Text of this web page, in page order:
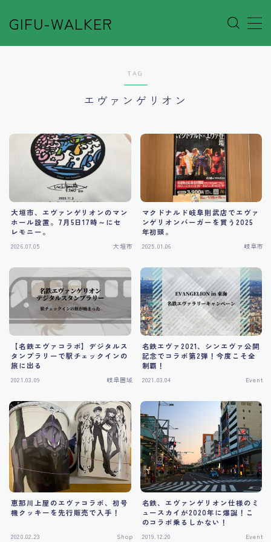
GIFU-WALKER
MENU
Event
Go out
Others
Tourism
TAG
エヴァンゲリオン
大垣市、エヴァンゲリオンのマン
ホール設置。7月5日17時～にセ
レモニー。
2026.07.05 大垣市
マクドナルド岐阜則武店でエヴァ
ンゲリオンバーガーを買う2025
年初頭。
2025.01.06 岐阜市
【名鉄エヴァコラボ】デジタルス
タンプラリーで駅チェックインの
旅に出る
2021.03.09 岐阜圏域
名鉄エヴァ2021、シンエヴァ公開
記念でコラボ第2弾！今度こそ全
制覇！
2021.03.04 Event
恵那川上屋のエヴァコラボ、初号
機クッキーを先行販売で入手！
2020.02.23 Shop
名鉄、エヴァンゲリオン仕様のミ
ュースカイが2020年に爆誕！こ
のコラボ乗るしかない！
2019.12.20 Event